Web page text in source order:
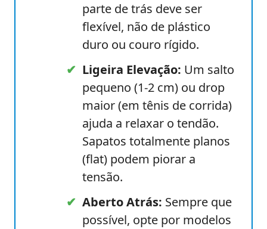
parte de trás deve ser
flexível, não de plástico
duro ou couro rígido.
✔ Ligeira Elevação: Um salto
pequeno (1-2 cm) ou drop
maior (em tênis de corrida)
ajuda a relaxar o tendão.
Sapatos totalmente planos
(flat) podem piorar a
tensão.
✔ Aberto Atrás: Sempre que
possível, opte por modelos